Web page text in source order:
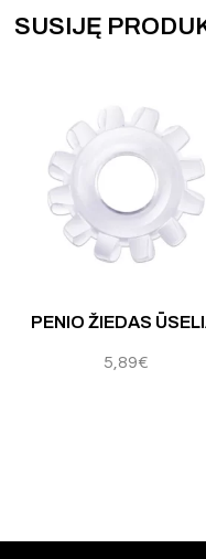
SUSIJĘ
PENIO ŽIEDAS
5,89€